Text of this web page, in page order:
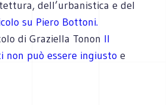
dell’urbanistica e del
su Piero Bottoni.
di Graziella Tonon Il
non può essere ingiusto e